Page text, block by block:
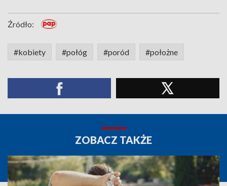
Źródło:
#kobiety #połóg #poród #położne
ZOBACZ TAKŻE